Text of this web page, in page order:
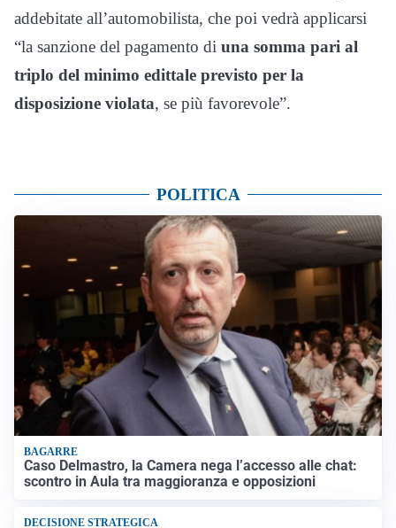
addebitate all’automobilista, che poi vedrà applicarsi
“la sanzione del pagamento di una somma pari al
triplo del minimo edittale previsto per la
disposizione violata, se più favorevole”.
POLITICA
BAGARRE
Caso Delmastro, la Camera nega l’accesso alle chat:
scontro in Aula tra maggioranza e opposizioni
DECISIONE STRATEGICA